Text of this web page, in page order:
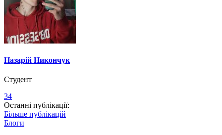
Назарій Никончук
Студент
34
Останні публікації:
Більше публікацій
Блоги